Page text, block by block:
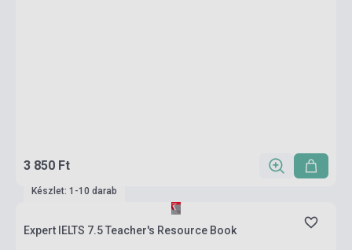
3 850 Ft
Készlet: 1-10 darab
Expert IELTS 7.5 Teacher's Resource Book